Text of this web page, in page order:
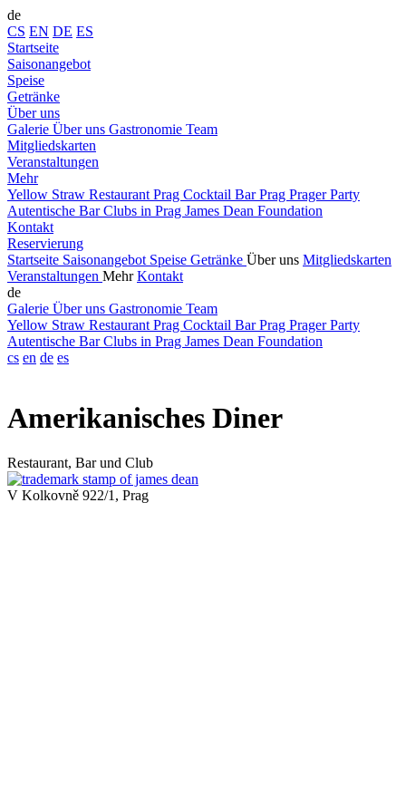
de
CS EN DE ES
Startseite
Saisonangebot
Speise
Getränke
Über uns
Galerie Über uns Gastronomie Team
Mitgliedskarten
Veranstaltungen
Mehr
Yellow Straw Restaurant Prag Cocktail Bar Prag Prager Party
Autentische BarClubs in Prag James Dean Foundation
Kontakt
Reservierung
Startseite Saisonangebot Speise Getränke Über uns Mitgliedskarten
Veranstaltungen Mehr Kontakt
de
Galerie Über uns Gastronomie Team
Yellow Straw Restaurant Prag Cocktail Bar Prag Prager Party
Autentische BarClubs in Prag James Dean Foundation
cs en de es
Amerikanisches Diner
Restaurant, Bar und Club
V Kolkovně 922/1, Prag